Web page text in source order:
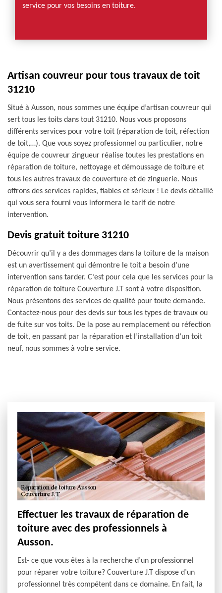
service pour vos besoins en toiture.
Artisan couvreur pour tous travaux de toit
31210
Situé à Ausson, nous sommes une équipe d’artisan couvreur qui
sert tous les toits dans tout 31210. Nous vous proposons
différents services pour votre toit (réparation de toit, réfection
de toit,…). Que vous soyez professionnel ou particulier, notre
équipe de couvreur zingueur réalise toutes les prestations en
réparation de toiture, nettoyage et démoussage de toiture et
tous les autres travaux de couverture et de zinguerie. Nous
offrons des services rapides, fiables et sérieux ! Le devis détaillé
qui vous sera fourni vous informera le tarif de notre
intervention.
Devis gratuit toiture 31210
Découvrir qu’il y a des dommages dans la toiture de la maison
est un avertissement qui démontre le toit a besoin d’une
intervention sans tarder. C’est pour cela que les services pour la
réparation de toiture Couverture J.T sont à votre disposition.
Nous présentons des services de qualité pour toute demande.
Contactez-nous pour des devis sur tous les types de travaux ou
de fuite sur vos toits. De la pose au remplacement ou réfection
de toit, en passant par la réparation et l’installation d’un toit
neuf, nous sommes à votre service.
Effectuer les travaux de réparation de
toiture avec des professionnels à
Ausson.
Est- ce que vous êtes à la recherche d’un professionnel
pour réparer votre toiture? Couverture J.T dispose d’un
professionnel très compétent dans ce domaine. En fait, la